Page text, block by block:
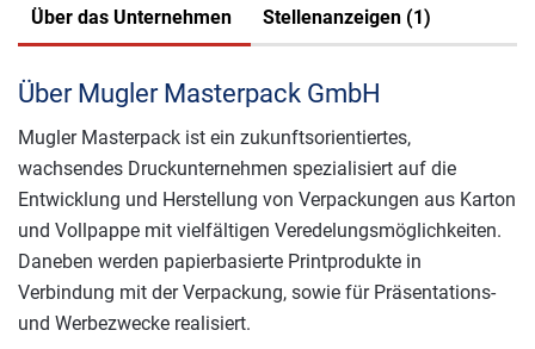
Über das Unternehmen Stellenanzeigen (1)
Über Mugler Masterpack GmbH
Mugler Masterpack ist ein zukunftsorientiertes,
wachsendes Druckunternehmen spezialisiert auf die
Entwicklung und Herstellung von Verpackungen aus Karton
und Vollpappe mit vielfältigen Veredelungsmöglichkeiten.
Daneben werden papierbasierte Printprodukte in
Verbindung mit der Verpackung, sowie für Präsentations-
und Werbezwecke realisiert.